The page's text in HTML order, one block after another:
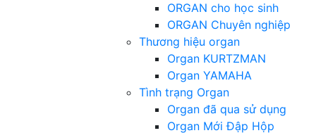
ORGAN cho học sinh
ORGAN Chuyên nghiệp
Thương hiệu organ
Organ KURTZMAN
Organ YAMAHA
Tình trạng Organ
Organ đã qua sử dụng
Organ Mới Đập Hộp